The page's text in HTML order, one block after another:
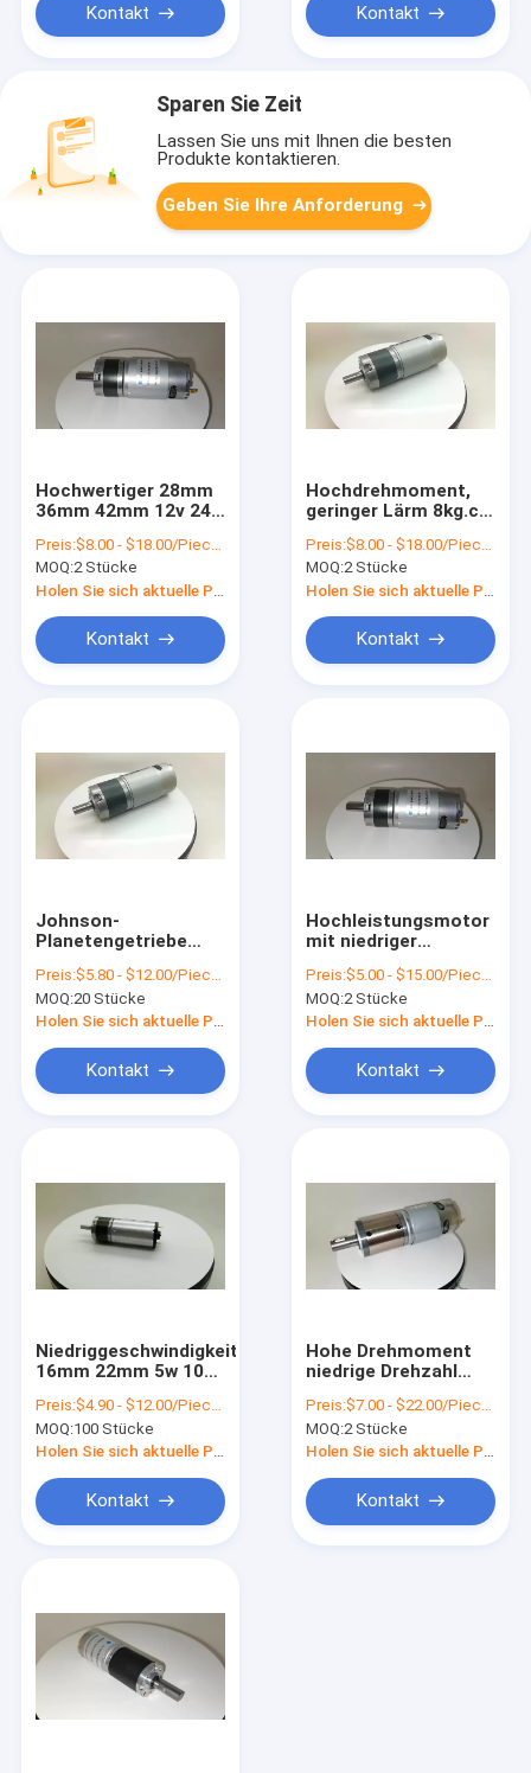
Produkte
Über uns
Nachrichten
Fordern Sie ein Zitat
Mikro-DC-Getriebemotor
Gebürsteter DC-Getriebemotor
Kontakt Kontakt
Sparen Sie Zeit
Lassen Sie uns mit Ihnen die besten
Produkte kontaktieren.
Geben Sie Ihre Anforderung
Hochwertiger 28mm
36mm 42mm 12v 24v
Planetengießmotor
Preis:$8.00 - $18.00/Pieces
MOQ:2 Stücke
Kontakt
Hochdrehmoment,
geringer Lärm 8kg.cm
24v
Gleichstrombohrmotor
ig32 ig36
Preis:$8.00 - $18.00/Pieces
MOQ:2 Stücke
Kontakt
Johnson-
Planetengetriebe
Rpm elektrischer
Gleichstrommotor
Preis:$5.80 - $12.00/Pieces
MOQ:20 Stücke
Holen Sie sich aktuelle Preis
Kontakt
Hochleistungsmotor
mit niedriger
28mm 32mm 36mm
42mm 45mm DC 6v-
50volt
Preis:$5.00 - $15.00/Pieces
MOQ:2 Stücke
Holen Sie sich aktuelle Preis
Kontakt
Niedriggeschwindigkeitsmotor
16mm 22mm 5w 10w
5v 6v 12v 24v 130 180
2230 2238
Metallplanetärer
Bürstenmotor
Preis:$4.90 - $12.00/Pieces
MOQ:100 Stücke
Holen Sie sich aktuelle Preis
Kontakt
Hohe Drehmoment
niedrige Drehzahl
42mm 45mm 57mm
6-50vdc Metall
planetarische
Reduktionsgetriebe
Motoren
Preis:$7.00 - $22.00/Pieces
MOQ:2 Stücke
Holen Sie sich aktuelle Preis
Kontakt